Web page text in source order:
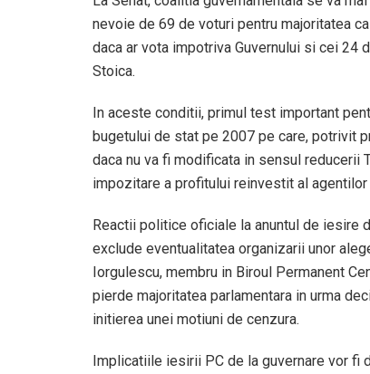
nevoie de 69 de voturi pentru majoritatea
daca ar vota impotriva Guvernului si cei
Stoica.
In aceste conditii, primul test important
bugetului de stat pe 2007 pe care, potrivit
daca nu va fi modificata in sensul reducerii
impozitare a profitului reinvestit al agentilor
Reactii politice oficiale la anuntul de iesire
exclude eventualitatea organizarii unor
Iorgulescu, membru in Biroul Permanent
pierde majoritatea parlamentara in urma
initierea unei motiuni de cenzura.
Implicatiile iesirii PC de la guvernare vor fi